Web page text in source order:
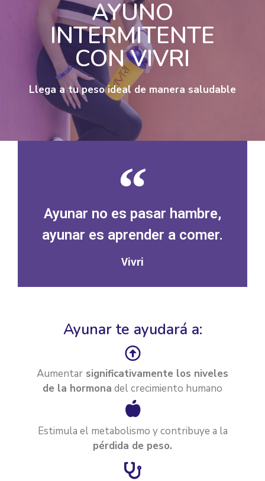
AYUNO
INTERMITENTE
CON VIVRI
Llega a tu peso ideal de manera saludable
Ayunar no es pasar hambre,
ayunar es aprender a comer.
Vivri
Ayunar te ayudará a:
Aumentar significativamente los niveles
de la hormona del crecimiento humano
Estimula el metabolismo y contribuye a la
pérdida de peso.